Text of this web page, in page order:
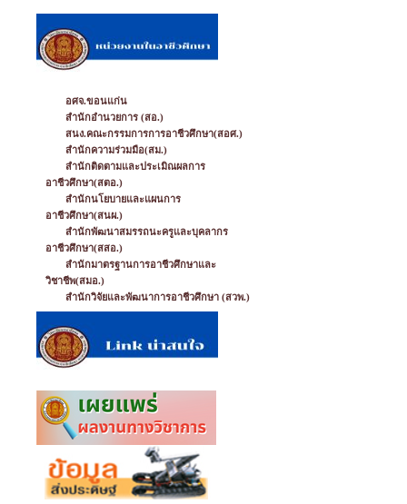
อศจ.ขอนแก่น
สำนักอำนวยการ (สอ.)
สนง.คณะกรรมการการอาชีวศึกษา(สอศ.)
สำนักความร่วมมือ(สม.)
สำนักติดตามและประเมิณผลการ
อาชีวศึกษา(สตอ.)
สำนักนโยบายและแผนการ
อาชีวศึกษา(สนผ.)
สำนักพัฒนาสมรรถนะครูและบุคลากร
อาชีวศึกษา(สสอ.)
สำนักมาตรฐานการอาชีวศึกษาและ
วิชาชีพ(สมอ.)
สำนักวิจัยและพัฒนาการอาชีวศึกษา (สวพ.)